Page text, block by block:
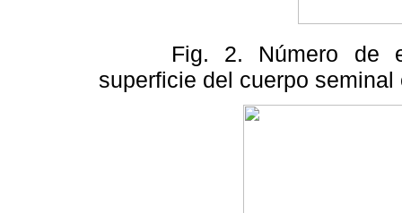
Fig. 2. Número de
superficie del cuerpo